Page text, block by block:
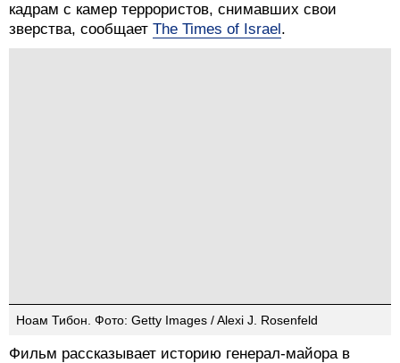
кадрам с камер террористов, снимавших свои
зверства, сообщает The Times of Israel .
Ноам Тибон. Фото: Getty Images / Alexi J. Rosenfeld
Фильм рассказывает историю генерал-майора в